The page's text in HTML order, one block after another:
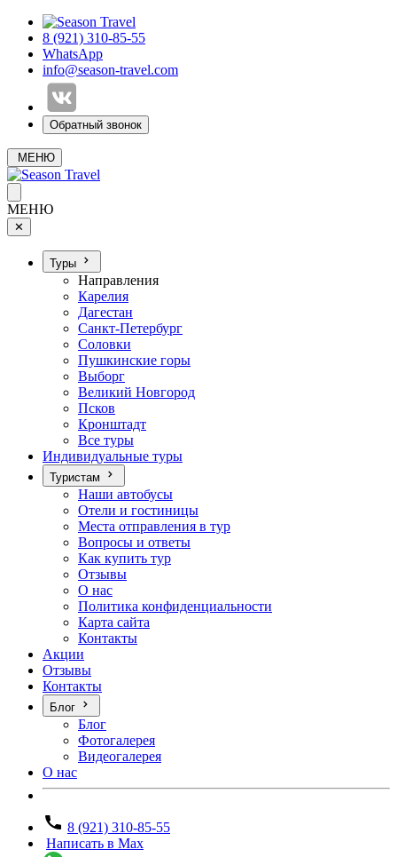
8 (921) 310-85-55
WhatsApp
info@season-travel.com
Обратный звонок
МЕНЮ
МЕНЮ
✕
Туры
Направления
Карелия
Дагестан
Санкт-Петербург
Соловки
Пушкинские горы
Выборг
Великий Новгород
Псков
Кронштадт
Все туры
Индивидуальные туры
Туристам
Наши автобусы
Отели и гостиницы
Места отправления в тур
Вопросы и ответы
Как купить тур
Отзывы
О нас
Политика конфиденциальности
Карта сайта
Контакты
Акции
Отзывы
Контакты
Блог
Блог
Фотогалерея
Видеогалерея
О нас
8 (921) 310-85-55
Написать в Max